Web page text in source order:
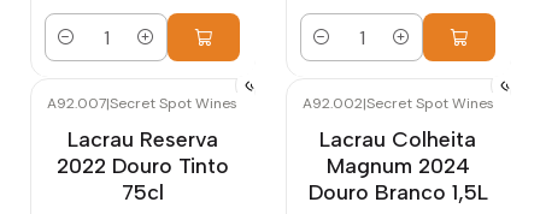
Quantidade Quantidade
A92.007|Secret Spot Wines
Lacrau Reserva
2022 Douro Tinto
75cl
A92.002|Secret Spot Wines
Lacrau Colheita
Magnum 2024
Douro Branco 1,5L